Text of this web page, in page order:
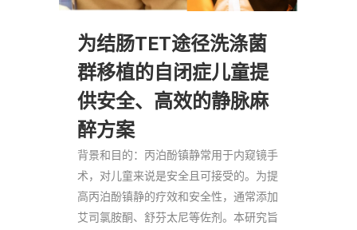
为结肠TET途径洗涤菌
群移植的自闭症儿童提
供安全、高效的静脉麻
醉方案
背景和目的：丙泊酚镇静常用于内窥镜手
术，对儿童来说是安全且可接受的。为提
高丙泊酚镇静的疗效和安全性，通常添加
艾司氯胺酮、舒芬太尼等佐剂。本研究旨